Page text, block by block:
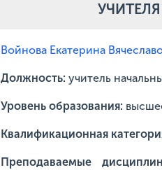
УЧИТЕЛЯ
Войнова Екатерина
Должность: учитель
Уровень образования:
Квалификационная
Преподаваемые